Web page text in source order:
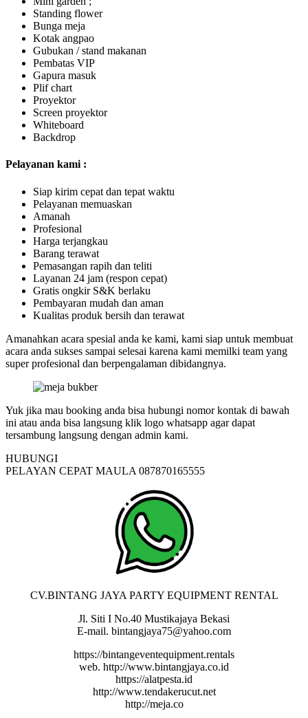
Standing flower
Bunga meja
Kotak angpao
Gubukan / stand makanan
Pembatas VIP
Gapura masuk
Plif chart
Proyektor
Screen proyektor
Whiteboard
Backdrop
Pelayanan kami :
Siap kirim cepat dan tepat waktu
Pelayanan memuaskan
Amanah
Profesional
Harga terjangkau
Barang terawat
Pemasangan rapih dan teliti
Layanan 24 jam (respon cepat)
Gratis ongkir S&K berlaku
Pembayaran mudah dan aman
Kualitas produk bersih dan terawat
Amanahkan acara spesial anda ke kami, kami siap untuk membuat
acara anda sukses sampai selesai karena kami memilki team yang
super profesional dan berpengalaman dibidangnya.
Yuk jika mau booking anda bisa hubungi nomor kontak di bawah
ini atau anda bisa langsung klik logo whatsapp agar dapat
tersambung langsung dengan admin kami.
HUBUNGI
PELAYAN CEPAT MAULA 087870165555
CV.BINTANG JAYA PARTY EQUIPMENT RENTAL
Jl. Siti I No.40 Mustikajaya Bekasi
E-mail. bintangjaya75@yahoo.com
https://bintangeventequipment.rentals
web. http://www.bintangjaya.co.id
https://alatpesta.id
http://www.tendakerucut.net
http://meja.co